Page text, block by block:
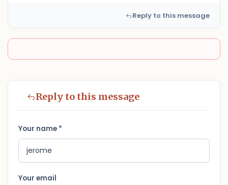
Reply to this message
Reply to this message
Your name *
Your email